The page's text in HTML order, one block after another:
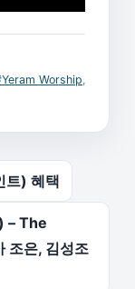
Worship
트) 혜택
– The
조은, 김성조